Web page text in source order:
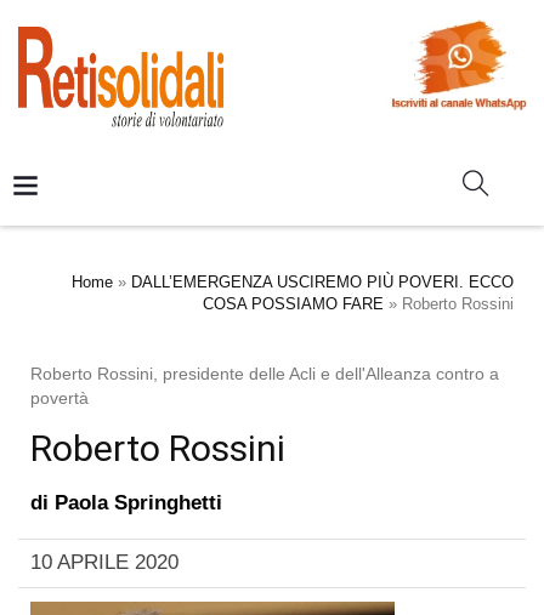
Home » DALL’EMERGENZA USCIREMO PIÙ POVERI. ECCO
COSA POSSIAMO FARE » Roberto Rossini
Roberto Rossini, presidente delle Acli e dell'Alleanza contro a
povertà
Roberto Rossini
di Paola Springhetti
10 APRILE 2020